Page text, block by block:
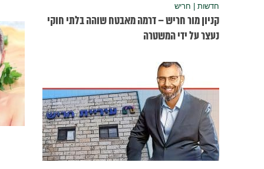
חדשות | חריש
קניון מור חריש – דרמה מאבטח שוהה בלתי חוקי
נעצר על ידי המשטרה